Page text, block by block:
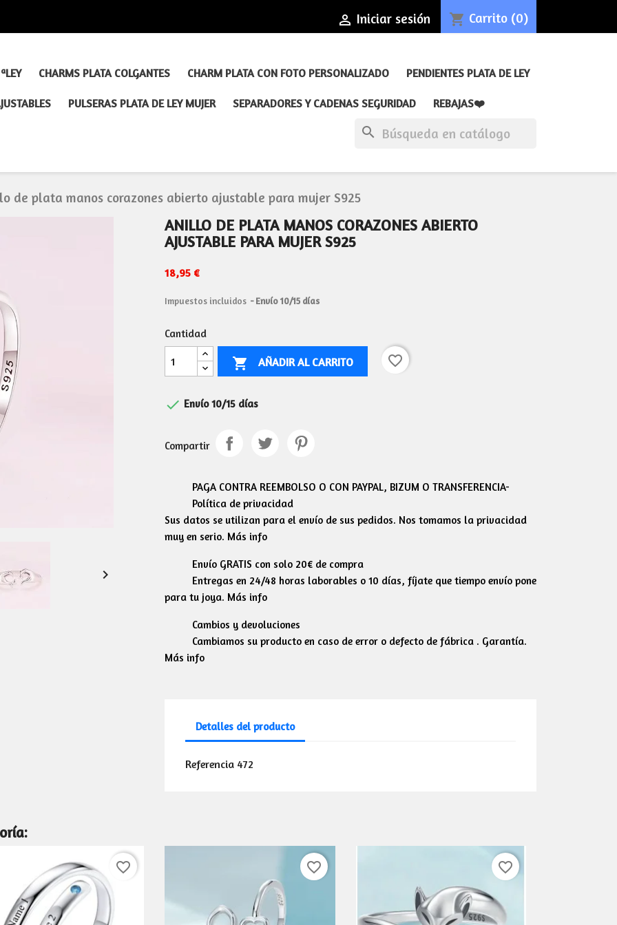
 Iniciar sesión shopping_cart Carrito (0)
CHARMS PLATA COLGANTES CHARM PLATA CON FOTO PERSONALIZADO PENDIENTES PLATA DE LEY
PULSERAS PLATA DE LEY MUJER SEPARADORES Y CADENAS SEGURIDAD REBAJAS❤️
search
de plata manos corazones abierto ajustable para mujer S925

ANILLO DE PLATA MANOS CORAZONES ABIERTO
AJUSTABLE PARA MUJER S925
18,95 €
Impuestos incluidos Envío 10/15 días
Cantidad
 AÑADIR AL CARRITO favorite_border
 Envío 10/15 días
Compartir
PAGA CONTRA REEMBOLSO O CON PAYPAL, BIZUM O TRANSFERENCIA-
Política de privacidad
Sus datos se utilizan para el envío de sus pedidos. Nos tomamos la privacidad
muy en serio. Más info
Envío GRATIS con solo 20€ de compra
Entregas en 24/48 horas laborables o 10 días, fíjate que tiempo envío pone
para tu joya. Más info
Cambios y devoluciones
Cambiamos su producto en caso de error o defecto de fábrica . Garantía.
Más info
Detalles del producto
Referencia 472
favorite_border favorite_border favorite_border